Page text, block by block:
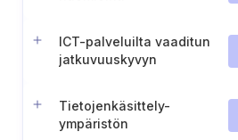
ICT-palveluilta vaaditun
jatkuvuuskyvyn
Tietojenkäsittely-
ympäristön